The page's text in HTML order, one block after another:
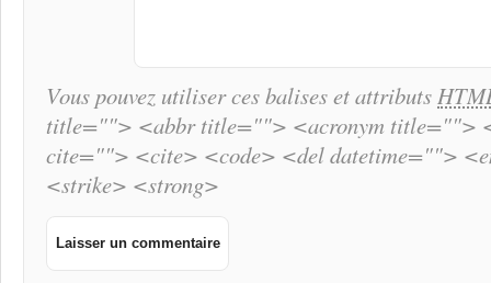
Vous pouvez utiliser ces balises et attributs
title=""> <abbr title=""> <acronym title="">
cite=""> <cite> <code> <del datetime="">
<strike> <strong>